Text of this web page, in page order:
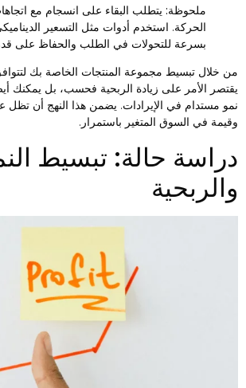
ملحوظة:يتطلب البقاء على انسجام مع
الحركة. استخدم أدوات مثل التسعير الديناميكي
بسرعة للتحولات في الطلب والحفاظ على
خلال تبسيط مجموعة المنتجات الخاصة بك لتتوافق
الأمر على زيادة الربحية فحسب، بل يمكنك
مستدام في الإيرادات. يضمن هذا النهج أن تظل
في السوق المتغير باستمرار.
حالة: تبسيط